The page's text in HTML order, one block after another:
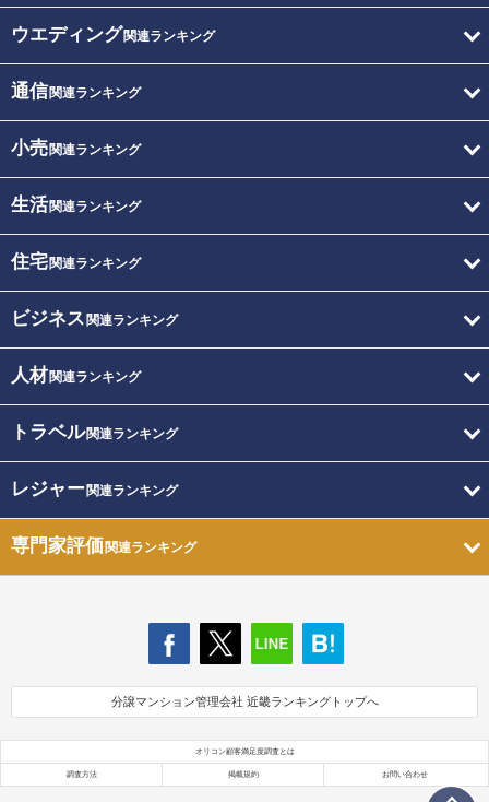
ウエディング関連ランキング
通信関連ランキング
小売関連ランキング
生活関連ランキング
住宅関連ランキング
ビジネス 関連ランキング
人材関連ランキング
トラベル関連ランキング
レジャー関連ランキング
専門家評価関連ランキング
分譲マンション管理会社 近畿ランキングトップへ
オリコン顧客満足度調査とは
調査方法 掲載規約 お問い合わせ